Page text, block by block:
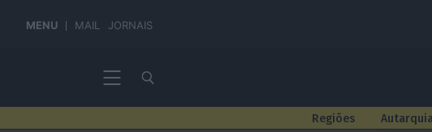
MENU MAIL JORNAIS
Regiões